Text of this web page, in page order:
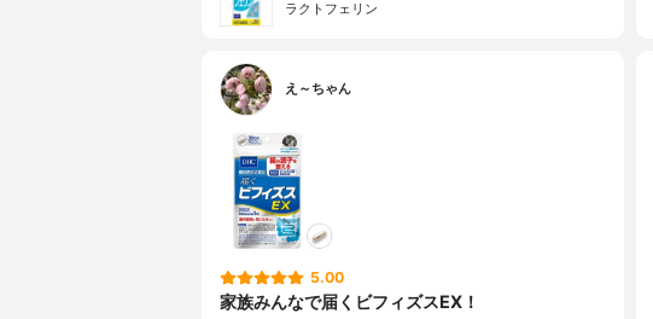
ラクトフェリン
え～ちゃん
5.00
家族みんなで届くビフィズスEX！